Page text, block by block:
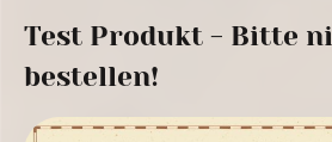
Test Produkt - Bitte
bestellen!